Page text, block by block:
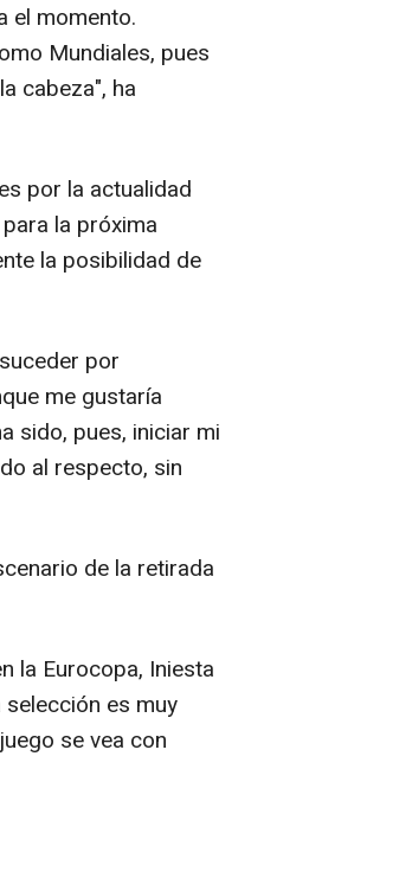
el momento.
Mundiales, pues
cabeza", ha
por la actualidad
la próxima
la posibilidad de
por
me gustaría
sido, pues, iniciar mi
al respecto, sin
de la retirada
la Eurocopa, Iniesta
es muy
se vea con